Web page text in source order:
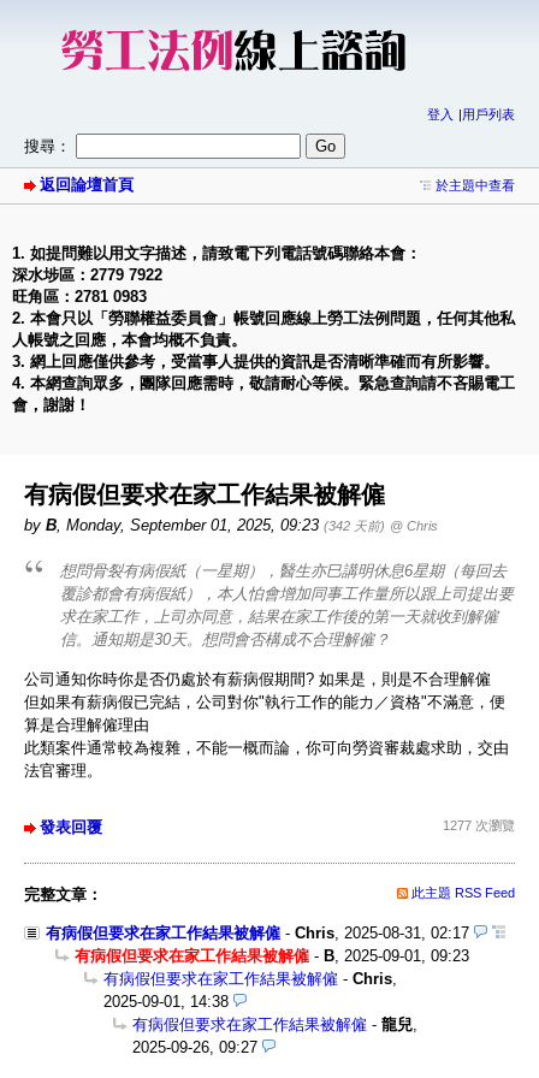
登入 用戶列表
搜尋：
返回論壇首頁 於主題中查看
1. 如提問難以用文字描述，請致電下列電話號碼聯絡本會：
深水埗區：2779 7922
旺角區：2781 0983
2. 本會只以「勞聯權益委員會」帳號回應線上勞工法例問題，任何其他私
人帳號之回應，本會均概不負責。
3. 網上回應僅供參考，受當事人提供的資訊是否清晰準確而有所影響。
4. 本網查詢眾多，團隊回應需時，敬請耐心等候。緊急查詢請不吝賜電工
會，謝謝！
有病假但要求在家工作結果被解僱
by B, Monday, September 01, 2025, 09:23 (342 天前) @ Chris
想問骨裂有病假紙（一星期），醫生亦巳講明休息6星期（每回去
覆診都會有病假紙），本人怕會增加同事工作量所以跟上司提出要
求在家工作，上司亦同意，結果在家工作後的第一天就收到解僱
信。通知期是30天。想問會否構成不合理解僱？
公司通知你時你是否仍處於有薪病假期間? 如果是，則是不合理解僱
但如果有薪病假已完結，公司對你"執行工作的能力／資格"不滿意，便
算是合理解僱理由
此類案件通常較為複雜，不能一概而論，你可向勞資審裁處求助，交由
法官審理。
發表回覆 1277 次瀏覽
完整文章： 此主題 RSS Feed
有病假但要求在家工作結果被解僱 - Chris 2025-08-31, 02:17
有病假但要求在家工作結果被解僱 - B 2025-09-01, 09:23
有病假但要求在家工作結果被解僱 - Chris
2025-09-01, 14:38
有病假但要求在家工作結果被解僱 - 龍兒
2025-09-26, 09:27